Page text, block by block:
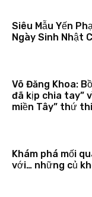
Siêu Mẫu Yến
Ngày Sinh Nhật
Võ Đăng Khoa:
đã kịp chia tay”
miền Tây” thứ
Khám phá mối
với… những củ